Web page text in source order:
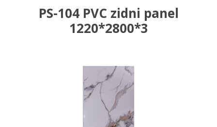
PS-104 PVC zidni panel
1220*2800*3